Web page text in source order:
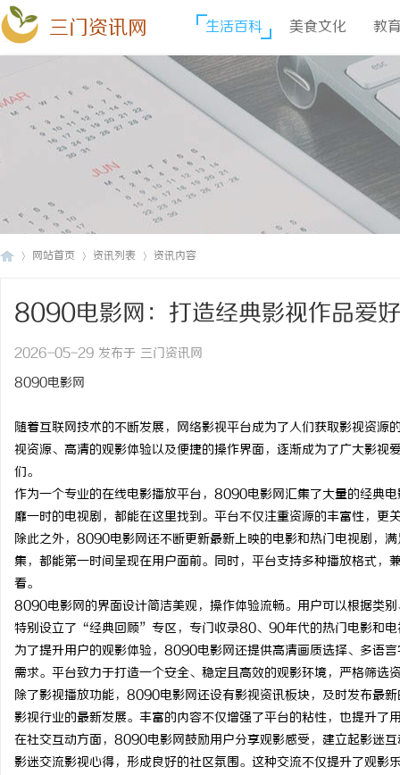
三门资讯网 生活百科 美食文化 教
网站首页 资讯列表 资讯内容
8090电影网：打造经典影视作品爱
2026-05-29 发布于 三门资讯网
8090电影网
随着互联网技术的不断发展，网络影视平台成为了人们获取影视资
视资源、高清的观影体验以及便捷的操作界面，逐渐成为了广大影
们。
作为一个专业的在线电影播放平台，8090电影网汇集了大量的经典
靡一时的电视剧，都能在这里找到。平台不仅注重资源的丰富性，
除此之外，8090电影网还不断更新最新上映的电影和热门电视剧，
集，都能第一时间呈现在用户面前。同时，平台支持多种播放格式
看。
8090电影网的界面设计简洁美观，操作体验流畅。用户可以根据类
特别设立了“经典回顾”专区，专门收录80、90年代的热门电影和电
为了提升用户的观影体验，8090电影网还提供高清画质选择、多语
需求。平台致力于打造一个安全、稳定且高效的观影环境，严格筛选
除了影视播放功能，8090电影网还设有影视资讯板块，及时发布最
影视行业的最新发展。丰富的内容不仅增强了平台的粘性，也提升了
在社交互动方面，8090电影网鼓励用户分享观影感受，建立起影迷
影迷交流影视心得，形成良好的社区氛围。这种交流不仅提升了观影